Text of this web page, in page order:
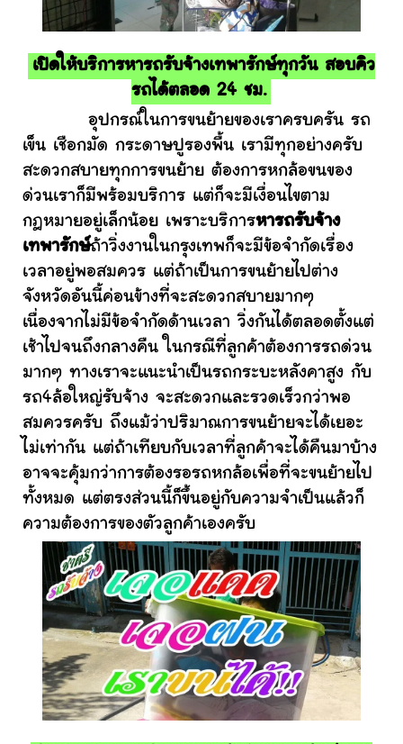
เปิดให้บริการหารถรับจ้างเทพารักษ์ทุกวัน สอบคิว
รถได้ตลอด 24 ชม.
อุปกรณ์ในการขนย้ายของเราครบครัน รถ
เข็น เชือกมัด กระดาษปูรองพื้น เรามีทุกอย่างครับ
สะดวกสบายทุกการขนย้าย ต้องการหกล้อขนของ
ด่วนเราก็มีพร้อมบริการ แต่ก็จะมีเงื่อนไขตาม
กฎหมายอยู่เล็กน้อย เพราะบริการหารถรับจ้าง
เทพารักษ์ถ้าวิ่งงานในกรุงเทพก็จะมีข้อจำกัดเรื่อง
เวลาอยู่พอสมควร แต่ถ้าเป็นการขนย้ายไปต่าง
จังหวัดอันนี้ค่อนข้างที่จะสะดวกสบายมากๆ
เนื่องจากไม่มีข้อจำกัดด้านเวลา วิ่งกันได้ตลอดตั้งแต่
เช้าไปจนถึงกลางคืน ในกรณีที่ลูกค้าต้องการรถด่วน
มากๆ ทางเราจะแนะนำเป็นรถกระบะหลังคาสูง กับ
รถ4ล้อใหญ่รับจ้าง จะสะดวกและรวดเร็วกว่าพอ
สมควรครับ ถึงแม้ว่าปริมาณการขนย้ายจะได้เยอะ
ไม่เท่ากัน แต่ถ้าเทียบกับเวลาที่ลูกค้าจะได้คืนมาบ้าง
อาจจะคุ้มกว่าการต้องรอรถหกล้อเพื่อที่จะขนย้ายไป
ทั้งหมด แต่ตรงส่วนนี้ก็ขึ้นอยู่กับความจำเป็นแล้วก็
ความต้องการของตัวลูกค้าเองครับ